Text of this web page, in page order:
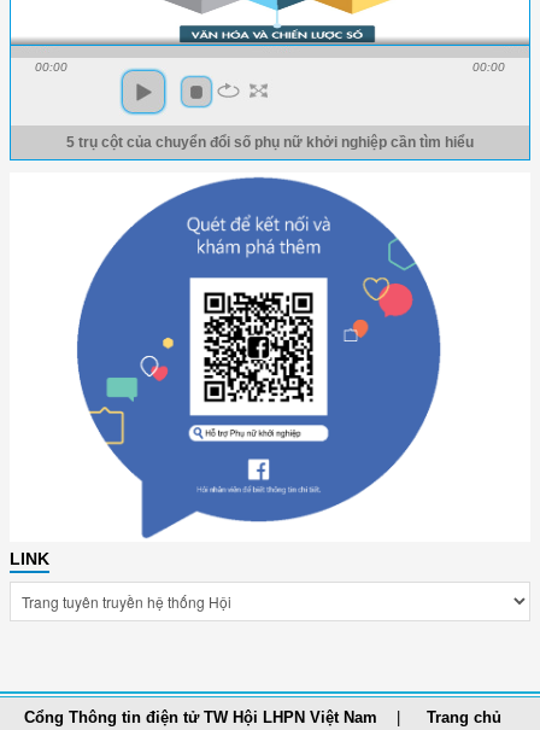
00:00 00:00
5 trụ cột của chuyển đổi số phụ nữ khởi nghiệp cần tìm hiểu
LINK
Cổng Thông tin điện tử TW Hội LHPN Việt Nam Trang chủ